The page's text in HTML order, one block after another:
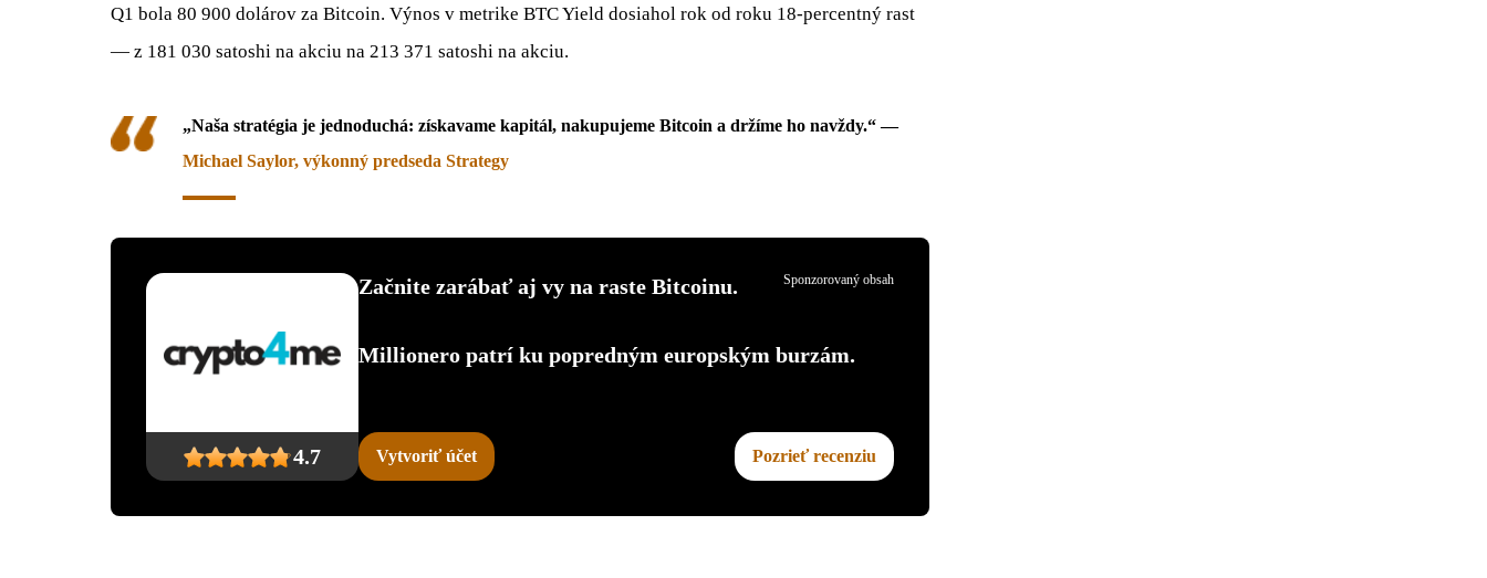
Q1 bola 80 900 dolárov za Bitcoin. Výnos v metrike BTC Yield dosiahol rok od roku 18-percentný rast
— z 181 030 satoshi na akciu na 213 371 satoshi na akciu.
„Naša stratégia je jednoduchá: získavame kapitál, nakupujeme Bitcoin a držíme ho navždy.“ —
Michael Saylor, výkonný predseda Strategy
4.7
Začnite zarábať aj vy na raste Bitcoinu.
Millionero patrí ku popredným europským burzám.
Vytvoriť účet Pozrieť recenziu
Sponzorovaný obsah